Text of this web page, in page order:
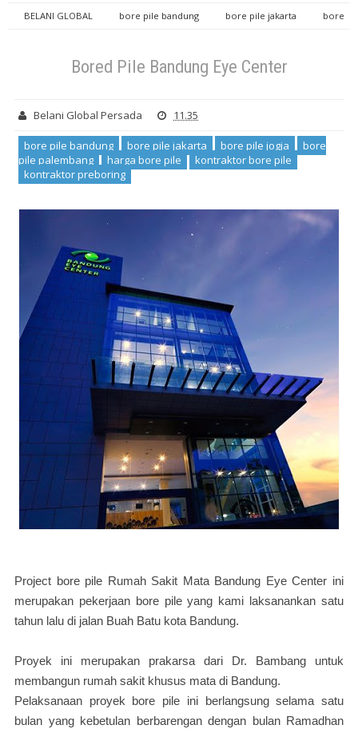
BELANI GLOBAL bore pile bandung bore pile jakarta
bore
Bored Pile Bandung Eye Center
Belani Global Persada 11.35
bore pile bandung bore pile jakarta bore pile jogja
bore
pile palembang
harga bore pile
kontraktor bore pile
kontraktor preboring
Project bore pile Rumah Sakit Mata Bandung Eye Center ini
merupakan pekerjaan bore pile yang kami laksanankan satu
tahun lalu di jalan Buah Batu kota Bandung.
Proyek ini merupakan prakarsa dari Dr. Bambang untuk
membangun rumah sakit khusus mata di Bandung.
Pelaksanaan proyek bore pile ini berlangsung selama satu
bulan yang kebetulan berbarengan dengan bulan Ramadhan